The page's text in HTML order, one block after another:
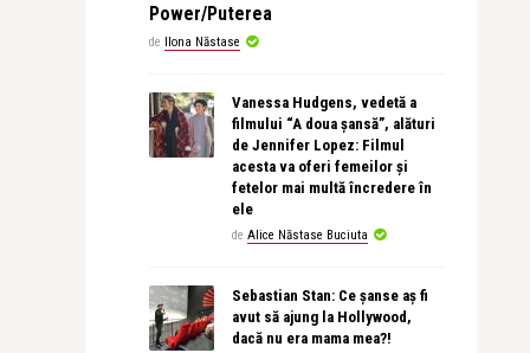
Power/Puterea
de Ilona Năstase
Vanessa Hudgens, vedetă a
filmului “A doua șansă”, alături
de Jennifer Lopez: Filmul
acesta va oferi femeilor și
fetelor mai multă încredere în
ele
de Alice Năstase Buciuta
Sebastian Stan: Ce șanse aș fi
avut să ajung la Hollywood,
dacă nu era mama mea?!